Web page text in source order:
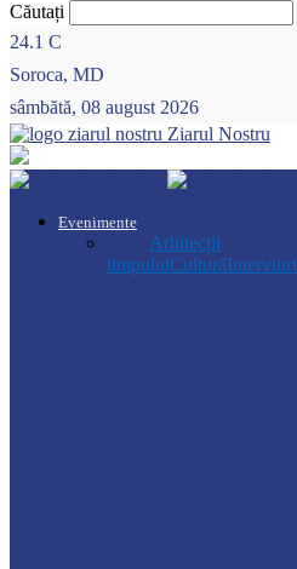
Căutați
24.1 C
Soroca, MD
sâmbătă, 08 august 2026
Ziarul Nostru
Evenimente
Arhitecții
timpuluiCulturăInterviuri